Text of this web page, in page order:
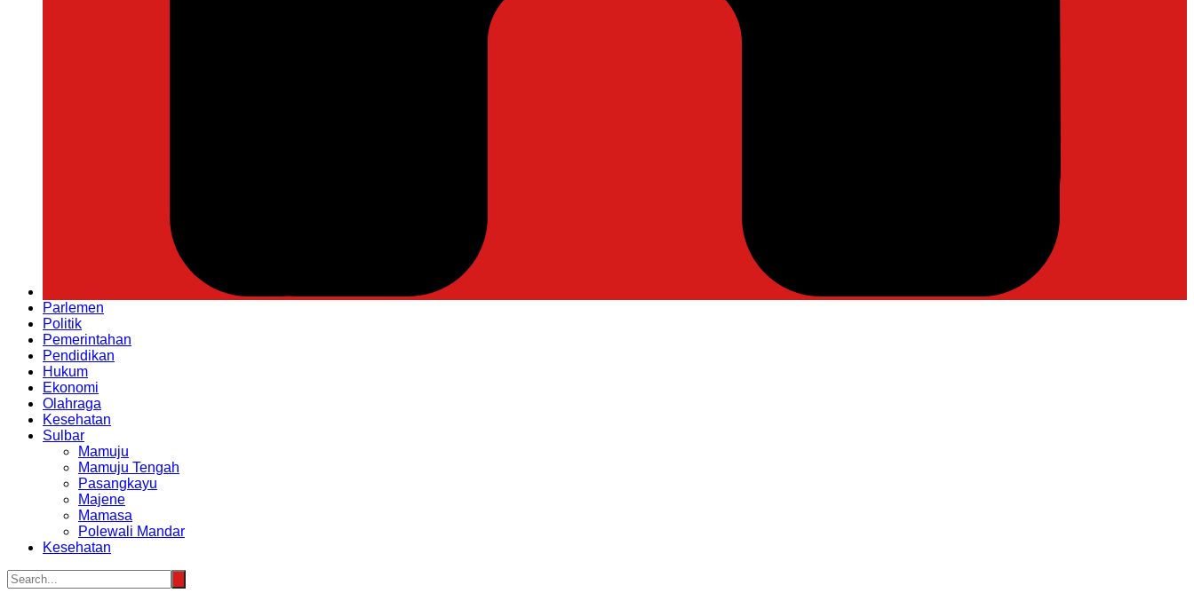
Parlemen
Politik
Pemerintahan
Pendidikan
Hukum
Ekonomi
Olahraga
Kesehatan
Sulbar
Mamuju
Mamuju Tengah
Pasangkayu
Majene
Mamasa
Polewali Mandar
Kesehatan